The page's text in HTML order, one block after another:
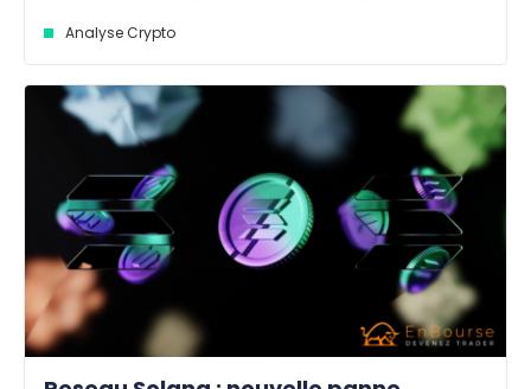
Analyse Crypto